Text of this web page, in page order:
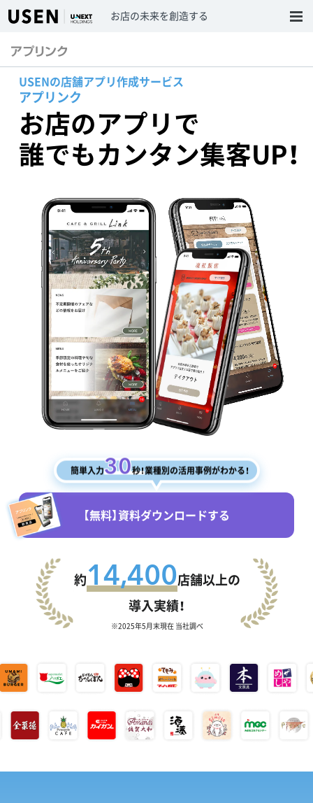
お店の未来を創造する
USENの店舗アプリ作成サービス
アプリンク
お店のアプリで
誰でもカンタン集客UP！
【無料】資料ダウンロードする
簡単入力 30秒！ 業種別の活用事例がわかる！
約 14,400店舗以上の
導入実績！
※2025年5月末現在 当社調べ